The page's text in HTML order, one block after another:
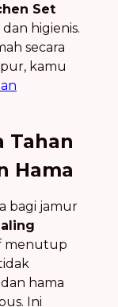
Set
higienis.
secara
kamu
Tahan
Hama
bagi jamur
menutup
hama
Ini